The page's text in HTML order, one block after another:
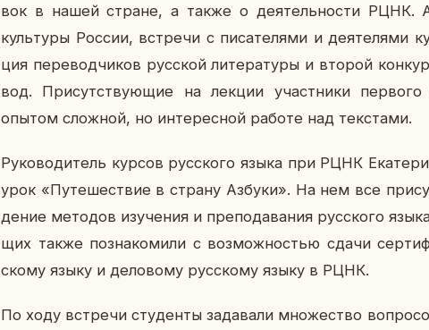
вок в нашей стране, а также о де­я­тель­но­сти РЦНК.
куль­ту­ры России, встре­чи с пи­са­те­ля­ми и де­я­те­ля­ми
ция пе­ре­вод­чи­ков рус­ской ли­те­ра­ту­ры и второй
вод. При­сут­ству­ю­щие на лекции участ­ни­ки пер­во­го
опытом слож­ной, но ин­те­рес­ной работе над тек­ста­ми.
Ру­ко­во­ди­тель курсов рус­ско­го языка при РЦНК
урок «Пу­те­ше­ствие в страну Азбуки». На нем все
де­ние ме­то­дов изу­че­ния и пре­по­да­ва­ния рус­ско­го
щих также по­зна­ко­ми­ли с воз­мож­но­стью сдачи
ско­му языку и де­ло­во­му рус­ско­му языку в РЦНК.
По ходу встре­чи сту­ден­ты за­да­ва­ли мно­же­ство